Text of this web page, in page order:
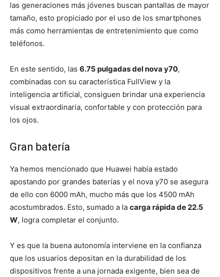
las generaciones más jóvenes buscan pantallas de mayor
tamaño, esto propiciado por el uso de los smartphones
más como herramientas de entretenimiento que como
teléfonos.
En este sentido, las 6.75 pulgadas del nova y70,
combinadas con su característica FullView y la
inteligencia artificial, consiguen brindar una experiencia
visual extraordinaria, confortable y con protección para
los ojos.
Gran batería
Ya hemos mencionado que Huawei había estado
apostando por grandes baterías y el nova y70 se asegura
de ello con 6000 mAh, mucho más que los 4500 mAh
acostumbrados. Esto, sumado a la carga rápida de 22.5
W, logra completar el conjunto.
Y es que la buena autonomía interviene en la confianza
que los usuarios depositan en la durabilidad de los
dispositivos frente a una jornada exigente, bien sea de